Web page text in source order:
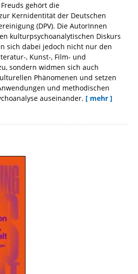
gehört die
Kernidentität der Deutschen
(DPV). Die AutorInnen
kulturpsychoanalytischen Diskurs
sich dabei jedoch nicht nur den
, Kunst-, Film- und
sondern widmen sich auch
Phänomenen und setzen
und methodischen
auseinander. [ mehr ]